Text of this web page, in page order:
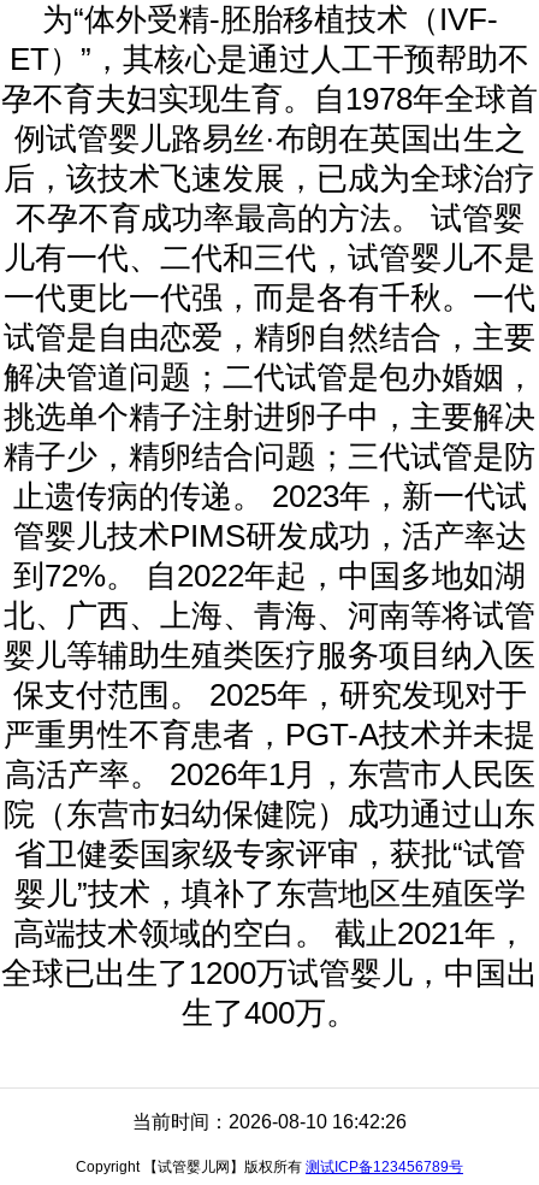
为“体外受精-胚胎移植技术（IVF-
ET）”，其核心是通过人工干预帮助不
孕不育夫妇实现生育。自1978年全球首
例试管婴儿路易丝·布朗在英国出生之
后，该技术飞速发展，已成为全球治疗
不孕不育成功率最高的方法。 试管婴
儿有一代、二代和三代，试管婴儿不是
一代更比一代强，而是各有千秋。一代
试管是自由恋爱，精卵自然结合，主要
解决管道问题；二代试管是包办婚姻，
挑选单个精子注射进卵子中，主要解决
精子少，精卵结合问题；三代试管是防
止遗传病的传递。 2023年，新一代试
管婴儿技术PIMS研发成功，活产率达
到72%。 自2022年起，中国多地如湖
北、广西、上海、青海、河南等将试管
婴儿等辅助生殖类医疗服务项目纳入医
保支付范围。 2025年，研究发现对于
严重男性不育患者，PGT-A技术并未提
高活产率。 2026年1月，东营市人民医
院（东营市妇幼保健院）成功通过山东
省卫健委国家级专家评审，获批“试管
婴儿”技术，填补了东营地区生殖医学
高端技术领域的空白。 截止2021年，
全球已出生了1200万试管婴儿，中国出
生了400万。
当前时间：2026-08-10 16:42:26
Copyright 【试管婴儿网】版权所有 测试ICP备123456789号